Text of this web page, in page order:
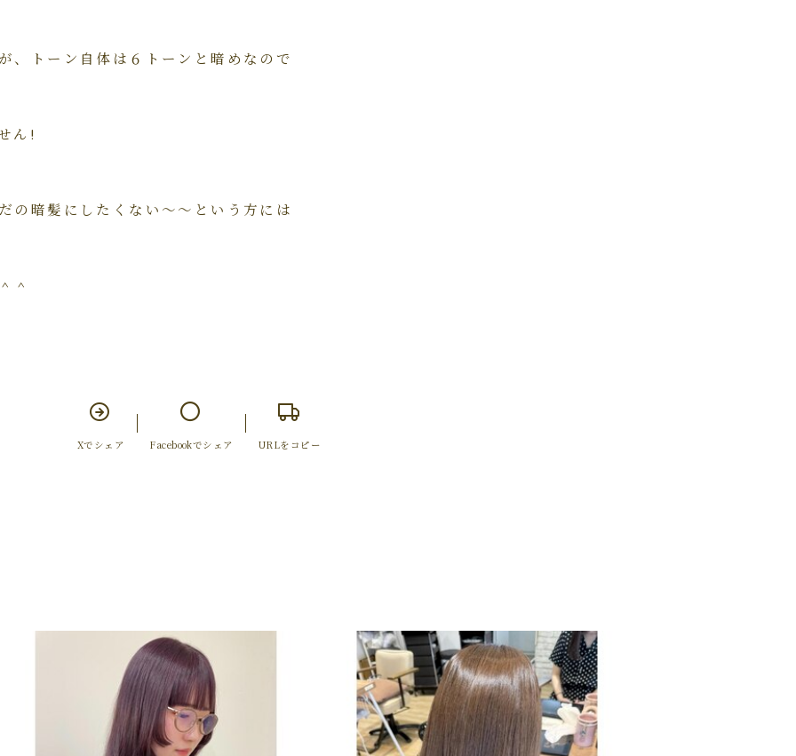
、トーン自体は６トーンと暗めなので
ん!
の暗髪にしたくない～～という方には
＾
Xでシェア Facebookでシェア URLをコピー